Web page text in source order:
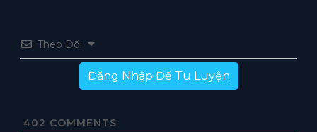
Theo Dõi
Đăng Nhập Để Tu Luyện
402 COMMENTS